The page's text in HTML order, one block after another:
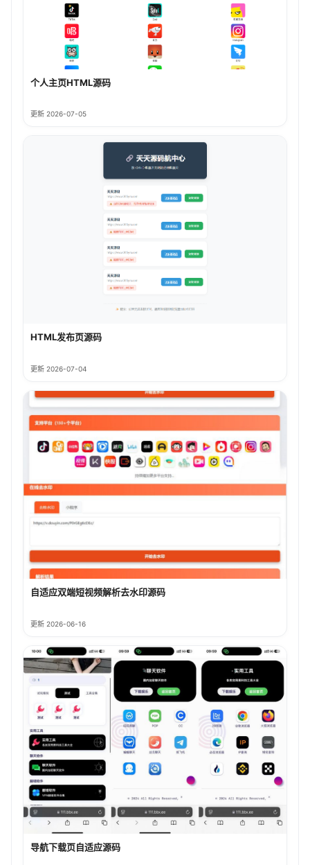
个人主页HTML源码
更新 2026-07-05
HTML发布页源码
更新 2026-07-04
自适应双端短视频解析去水印源码
更新 2026-06-16
导航下载页自适应源码